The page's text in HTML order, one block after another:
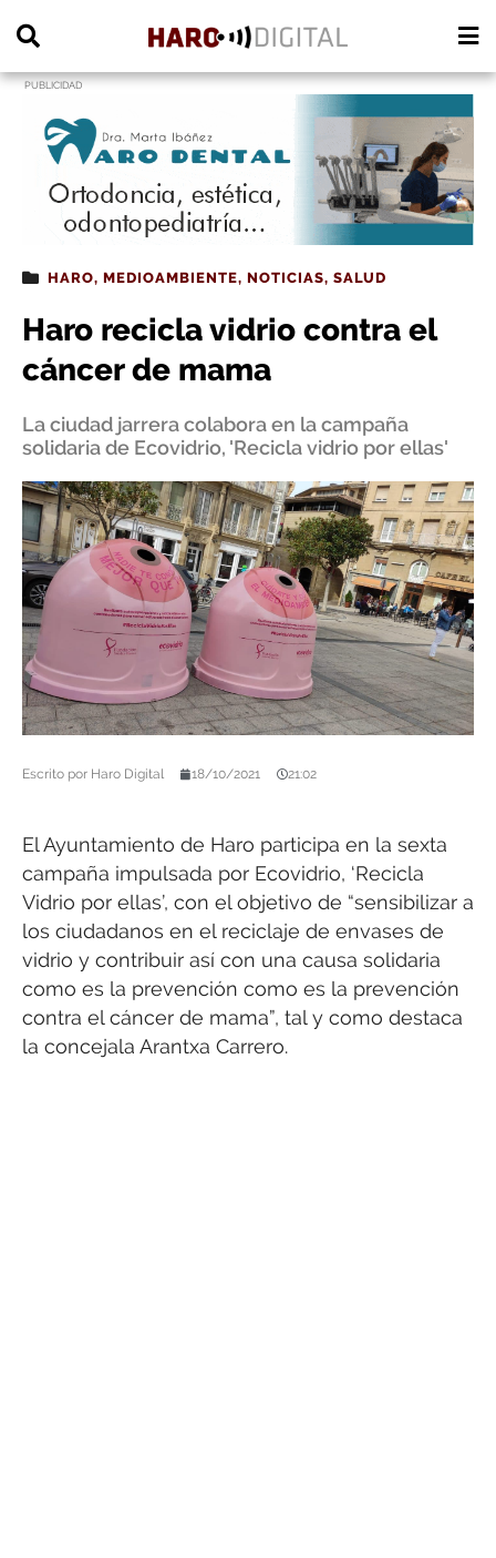
PUBLICIDAD
HARO, MEDIOAMBIENTE, NOTICIAS, SALUD
Haro recicla vidrio contra el
cáncer de mama
La ciudad jarrera colabora en la campaña
solidaria de Ecovidrio, 'Recicla vidrio por ellas'
Escrito por Haro Digital 18/10/2021 21:02
El Ayuntamiento de Haro participa en la sexta
campaña impulsada por Ecovidrio, ‘Recicla
Vidrio por ellas’, con el objetivo de “sensibilizar a
los ciudadanos en el reciclaje de envases de
vidrio y contribuir así con una causa solidaria
como es la prevención como es la prevención
contra el cáncer de mama”, tal y como destaca
la concejala Arantxa Carrero.